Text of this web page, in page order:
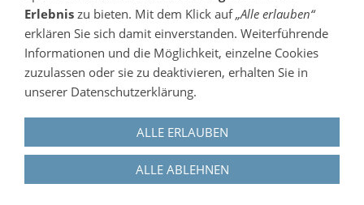
zurückverwiesen ( 79 Abs. 6 OWiG).
Der Senat entscheidet durch Beschluss nach 79 Abs. 5
Satz 1 OWiG.
Datenschutzerklärung
Erlebnis zu bieten. Mit dem Klick auf„Alle erlauben“
erklären Sie sich damit einverstanden. Weiterführende
Informationen und die Möglichkeit, einzelne Cookies
zuzulassen oder sie zu deaktivieren, erhalten Sie in
unserer Datenschutzerklärung.
ALLE ERLAUBEN
ALLE ABLEHNEN